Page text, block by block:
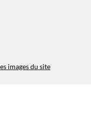
images du site